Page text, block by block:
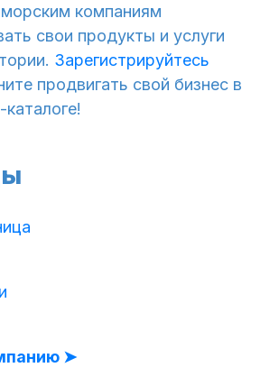
компаниям
свои продукты и услуги
Зарегистрируйтесь
продвигать свой бизнес в
➤